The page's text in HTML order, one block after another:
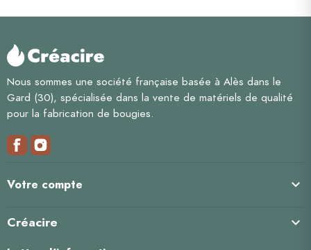
Nous sommes une société française basée à Alès dans le
Gard (30), spécialisée dans la vente de matériels de qualité
pour la fabrication de bougies.
Votre compte 
Créacire 